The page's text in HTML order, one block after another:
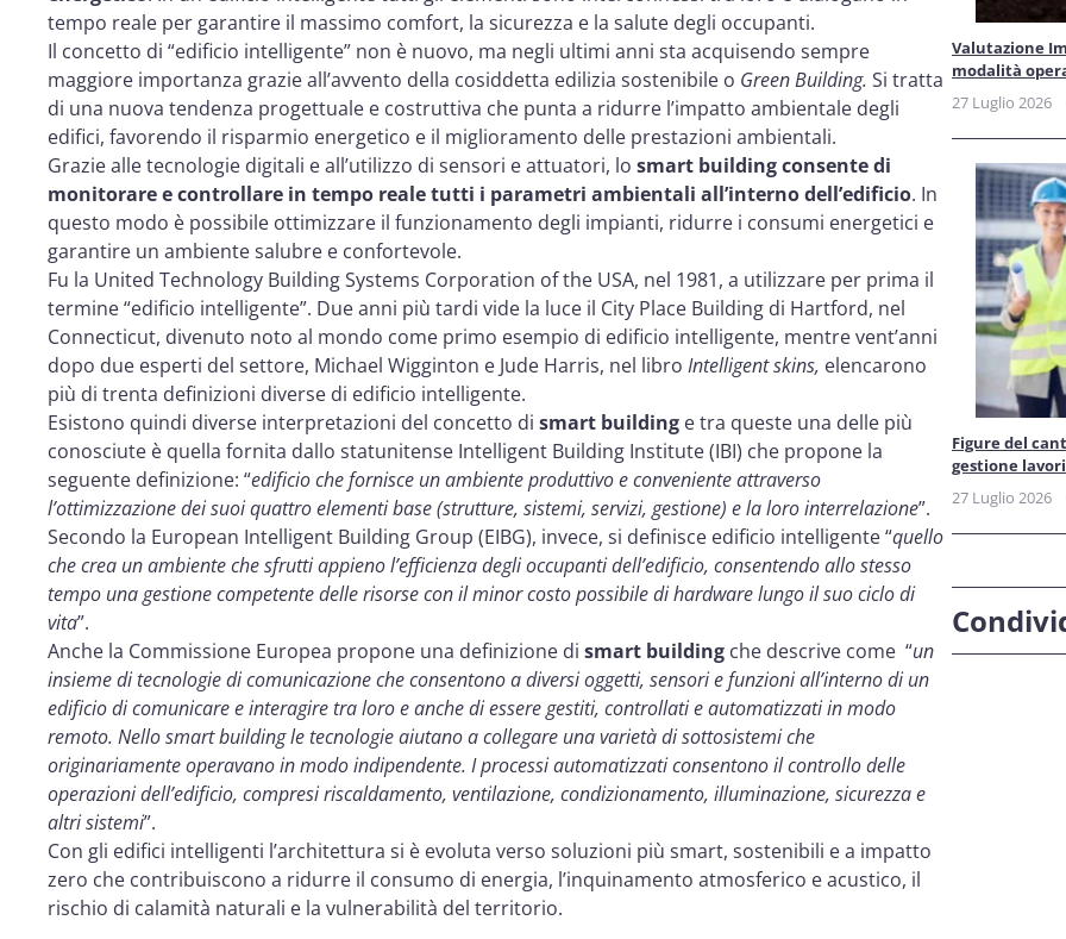
tempo reale per garantire il massimo comfort, la sicurezza e la salute degli occupanti.
Il concetto di “edificio intelligente” non è nuovo, ma negli ultimi anni sta acquisendo sempre
maggiore importanza grazie all’avvento della cosiddetta edilizia sostenibile o Green Building. Si tratta
di una nuova tendenza progettuale e costruttiva che punta a ridurre l’impatto ambientale degli
edifici, favorendo il risparmio energetico e il miglioramento delle prestazioni ambientali.
Grazie alle tecnologie digitali e all’utilizzo di sensori e attuatori, lo smart building consente di
monitorare e controllare in tempo reale tutti i parametri ambientali all’interno dell’edificio. In
questo modo è possibile ottimizzare il funzionamento degli impianti, ridurre i consumi energetici e
garantire un ambiente salubre e confortevole.
Fu la United Technology Building Systems Corporation of the USA, nel 1981, a utilizzare per prima il
termine “edificio intelligente”. Due anni più tardi vide la luce il City Place Building di Hartford, nel
Connecticut, divenuto noto al mondo come primo esempio di edificio intelligente, mentre vent’anni
dopo due esperti del settore, Michael Wigginton e Jude Harris, nel libro Intelligent skins, elencarono
più di trenta definizioni diverse di edificio intelligente.
Esistono quindi diverse interpretazioni del concetto di smart building e tra queste una delle più
conosciute è quella fornita dallo statunitense Intelligent Building Institute (IBI) che propone la
seguente definizione: “edificio che fornisce un ambiente produttivo e conveniente attraverso
l’ottimizzazione dei suoi quattro elementi base (strutture, sistemi, servizi, gestione) e la loro interrelazione”.
Secondo la European Intelligent Building Group (EIBG), invece, si definisce edificio intelligente “quello
che crea un ambiente che sfrutti appieno l’efficienza degli occupanti dell’edificio, consentendo allo stesso
tempo una gestione competente delle risorse con il minor costo possibile di hardware lungo il suo ciclo di
vita”.
Anche la Commissione Europea propone una definizione di smart building che descrive come “un
insieme di tecnologie di comunicazione che consentono a diversi oggetti, sensori e funzioni all’interno di un
edificio di comunicare e interagire tra loro e anche di essere gestiti, controllati e automatizzati in modo
remoto. Nello smart building le tecnologie aiutano a collegare una varietà di sottosistemi che
originariamente operavano in modo indipendente. I processi automatizzati consentono il controllo delle
operazioni dell’edificio, compresi riscaldamento, ventilazione, condizionamento, illuminazione, sicurezza e
altri sistemi”.
Con gli edifici intelligenti l’architettura si è evoluta verso soluzioni più smart, sostenibili e a impatto
zero che contribuiscono a ridurre il consumo di energia, l’inquinamento atmosferico e acustico, il
rischio di calamità naturali e la vulnerabilità del territorio.
Valutazione
modalità
27 Luglio 2026
Figure del
gestione lavori
27 Luglio 2026